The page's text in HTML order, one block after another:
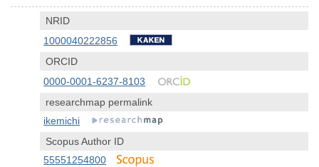
NRID
1000040222856
ORCID
0000-0001-6237-8103
researchmap permalink
ikemichi
Scopus Author ID
55551254800